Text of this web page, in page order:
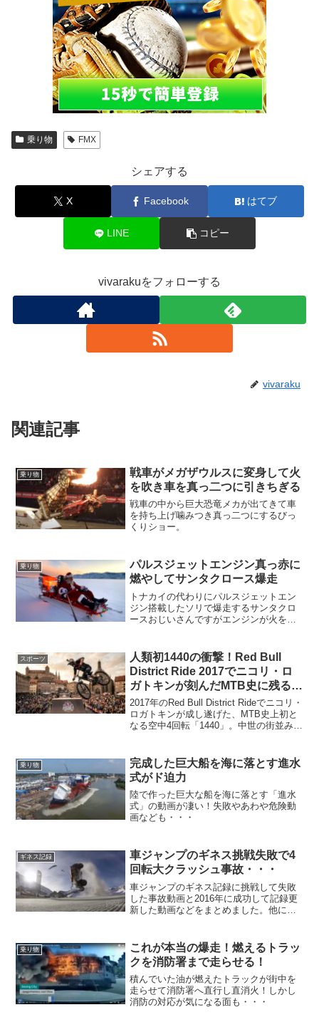
乗り物 FMX
シェアする
X Facebook はてブ
LINE コピー
vivarakuをフォローする
vivaraku
関連記事
乗り物
戦車がメガザウルスに変身して火
を吹き車を真っ二つに引きちぎる
戦車の中から巨大恐竜メカが出てきて車
を持ち上げ噛みつき真っ二つにするびっ
くりショー。
乗り物
パルスジェットエンジン真っ赤に
燃やしてサンタクロース爆走
トナカイの代わりにパルスジェットエン
ジン搭載したソリで爆走するサンタクロ
ースおじいさんですがエンジンが火を吹
スポーツ
人類初1440の衝撃！Red Bull
District Ride 2017でニコリ・ロ
ガトキンが刻んだMTB史に残る伝
説の瞬間
2017年のRed Bull District Rideでニコリ・
ロガトキンが成し遂げた、MTB史上初と
なる空中4回転「1440」。中世の街並みを
徹底解説します。
乗り物
完成した巨大船を海に落とす進水
式がド迫力
陸で作った巨大な船を海に落とす「進水
式」の動画が凄い！失敗やあわや危険動
画なども・・・
ギネス記録
車ジャンプのギネス挑戦失敗で4
回転大クラッシュ事故・・・
車ジャンプのギネス記録に挑戦して失敗
した事故動画と2016年に成功して記録更
新した動画などをまとめました。他にも
乗り物
これが本当の爆走！燃えるトラッ
クを消防署まで走らせる！
積んでいた油が燃えたトラックが街中を
走らせて消防署へ直行し直消火！しかし
消防の対応が気になる面も・・・